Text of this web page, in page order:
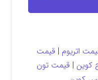
اتریوم | قیمت
کوین | قیمت تون